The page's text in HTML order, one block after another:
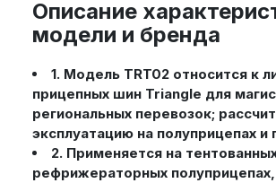
Описание
модели и бренда
1. Модель TRT02 относится к
прицепных шин Triangle для
региональных перевозок;
эксплуатацию на полуприцепах и
2. Применяется на
рефрижераторных